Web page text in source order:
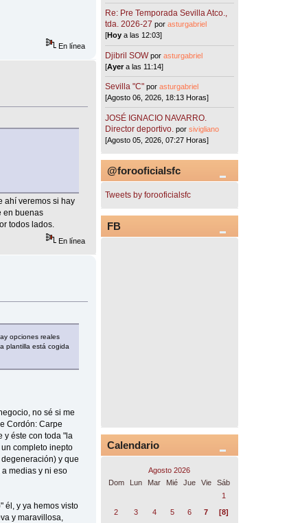
En línea
ahí veremos si hay
en buenas
todos lados.
En línea
opciones reales
plantilla está cogida
no sé si me
Cordón: Carpe
y éste con toda "la
completo inepto
y que
medias y ni eso
él, y ya hemos visto
y maravillosa,
Re: Pre Temporada Sevilla Atco.,
tda. 2026-27 porasturgabriel
[Hoy a las 12:03]
Djibril SOW porasturgabriel
[Ayera las 11:14]
Sevilla "C"porasturgabriel
[Agosto 06, 2026, 18:13 Horas]
JOSÉ IGNACIO NAVARRO.
Director deportivo. porsivigliano
[Agosto 05, 2026, 07:27 Horas]
@forooficialsfc
Tweets by forooficialsfc
FB
Calendario
Agosto 2026
Dom
Lun Mar Mié Jue Vie
Sáb
1
2
3 4 5 6 7
[8]